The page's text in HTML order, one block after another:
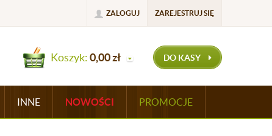
ZALOGUJ ZAREJESTRUJ SIĘ
Koszyk:0,00zł DO KASY
INNE NOWOŚCI PROMOCJE